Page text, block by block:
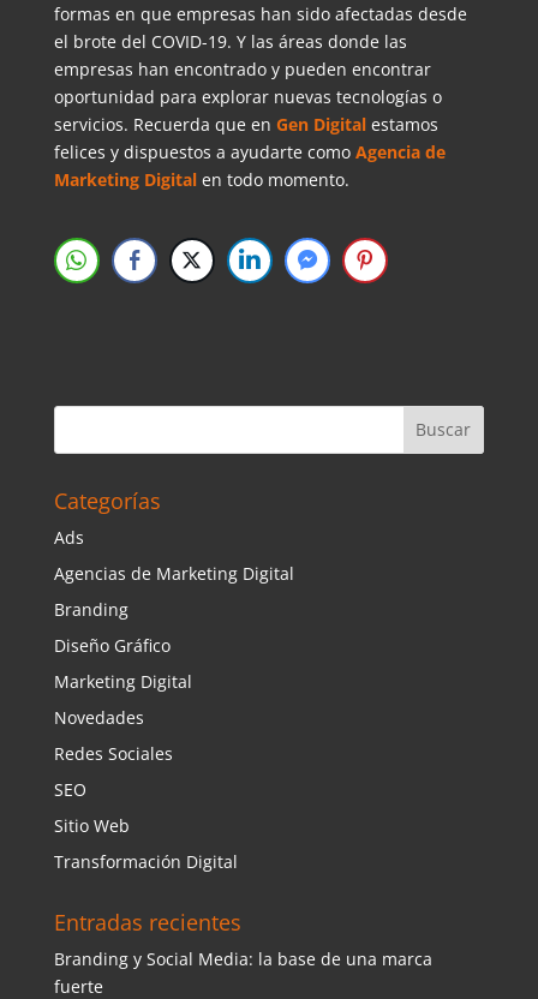
formas en que empresas han sido afectadas desde
el brote del COVID-19. Y las áreas donde las
empresas han encontrado y pueden encontrar
oportunidad para explorar nuevas tecnologías o
servicios. Recuerda que en Gen Digital estamos
felices y dispuestos a ayudarte como Agencia de
Marketing Digital en todo momento.
Categorías
Ads
Agencias de Marketing Digital
Branding
Diseño Gráfico
Marketing Digital
Novedades
Redes Sociales
SEO
Sitio Web
Transformación Digital
Entradas recientes
Branding y Social Media: la base de una marca
fuerte